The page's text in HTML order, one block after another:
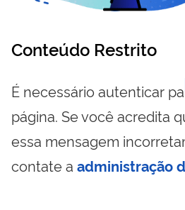
Conteúdo Restrito
É necessário autenticar
página. Se você acredita
essa mensagem
contate a administração